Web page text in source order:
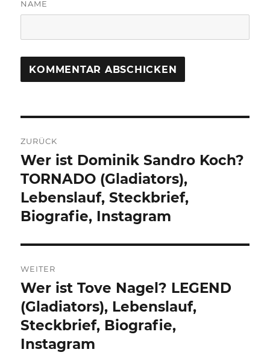
NAME
ZURÜCK
Vorheriger
Beitrag:
Wer ist Dominik Sandro Koch?
TORNADO (Gladiators),
Lebenslauf, Steckbrief,
Biografie, Instagram
WEITER
Nächster
Beitrag:
Wer ist Tove Nagel? LEGEND
(Gladiators), Lebenslauf,
Steckbrief, Biografie,
Instagram